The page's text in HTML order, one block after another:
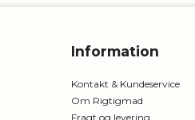
Information
Kontakt & Kundeservice
Om Rigtigmad
Fragt og levering